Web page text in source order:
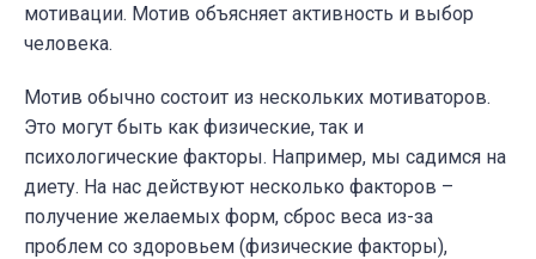
мотивации. Мотив объясняет активность и выбор
человека.
Мотив обычно состоит из нескольких мотиваторов.
Это могут быть как физические, так и
психологические факторы. Например, мы садимся на
диету. На нас действуют несколько факторов –
получение желаемых форм, сброс веса из-за
проблем со здоровьем (физические факторы),